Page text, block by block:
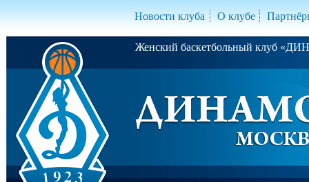
Новости клуба О клубе
Женский баскетбольный клуб